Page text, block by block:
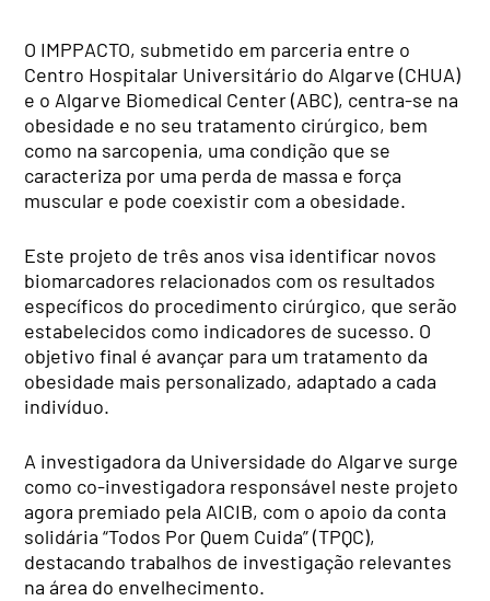
O IMPPACTO, submetido em parceria entre o
Centro Hospitalar Universitário do Algarve (CHUA)
e o Algarve Biomedical Center (ABC), centra-se na
obesidade e no seu tratamento cirúrgico, bem
como na sarcopenia, uma condição que se
caracteriza por uma perda de massa e força
muscular e pode coexistir com a obesidade.
Este projeto de três anos visa identificar novos
biomarcadores relacionados com os resultados
específicos do procedimento cirúrgico, que serão
estabelecidos como indicadores de sucesso. O
objetivo final é avançar para um tratamento da
obesidade mais personalizado, adaptado a cada
indivíduo.
A investigadora da Universidade do Algarve surge
como co-investigadora responsável neste projeto
agora premiado pela AICIB, com o apoio da conta
solidária “Todos Por Quem Cuida” (TPQC),
destacando trabalhos de investigação relevantes
na área do envelhecimento.